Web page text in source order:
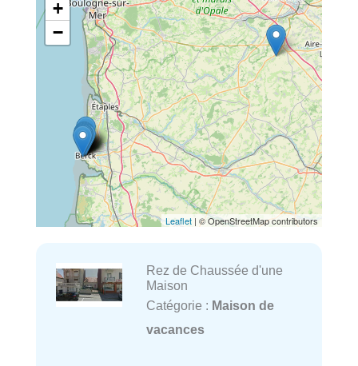
+
−
Leaflet | © OpenStreetMap contributors
Rez de Chaussée d'une
Maison
Catégorie : Maison de
vacances